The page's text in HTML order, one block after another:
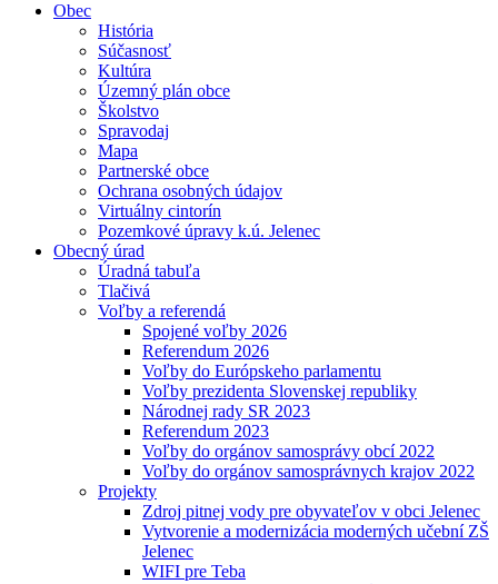
Obec
História
Súčasnosť
Kultúra
Územný plán obce
Školstvo
Spravodaj
Mapa
Partnerské obce
Ochrana osobných údajov
Virtuálny cintorín
Pozemkové úpravy k.ú. Jelenec
Obecný úrad
Úradná tabuľa
Tlačivá
Voľby a referendá
Spojené voľby 2026
Referendum 2026
Voľby do Európskeho parlamentu
Voľby prezidenta Slovenskej republiky
Národnej rady SR 2023
Referendum 2023
Voľby do orgánov samosprávy obcí 2022
Voľby do orgánov samosprávnych krajov 2022
Projekty
Zdroj pitnej vody pre obyvateľov v obci Jelenec
Vytvorenie a modernizácia moderných učební ZŠ
Jelenec
WIFI pre Teba